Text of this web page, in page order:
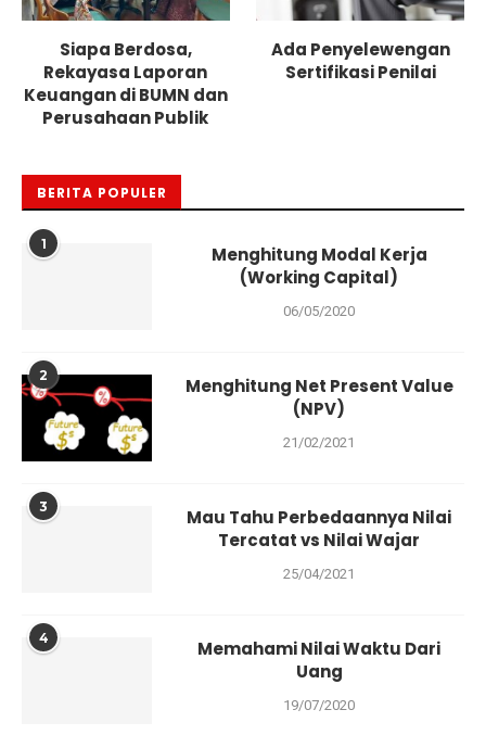
Siapa Berdosa,
Rekayasa Laporan
Keuangan di BUMN dan
Perusahaan Publik
Ada Penyelewengan
Sertifikasi Penilai
BERITA POPULER
1
Menghitung Modal Kerja
(Working Capital)
06/05/2020
2
Menghitung Net Present Value
(NPV)
21/02/2021
3
Mau Tahu Perbedaannya Nilai
Tercatat vs Nilai Wajar
25/04/2021
4
Memahami Nilai Waktu Dari
Uang
19/07/2020